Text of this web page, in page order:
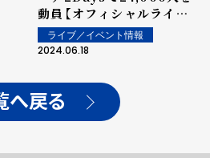
動員【オフィシャルライブ
レポート】
ライブ／イベント情報
2024.06.18
へ戻る